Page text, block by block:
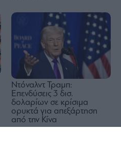
Ντόναλντ Τραμπ:
Επενδύσεις 3 δισ.
δολαρίων σε κρίσιμα
ορυκτά για απεξάρτηση
από την Κίνα